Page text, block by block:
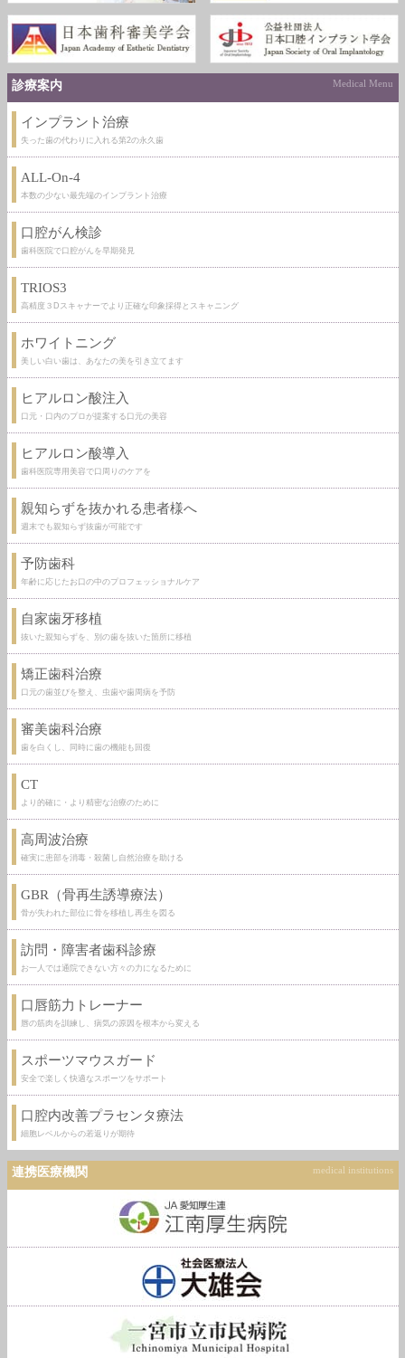
診療案内 Medical Menu
インプラント治療
失った歯の代わりに入れる第2の永久歯
ALL-On-4
本数の少ない最先端のインプラント治療
口腔がん検診
歯科医院で口腔がんを早期発見
TRIOS3
高精度３Dスキャナーでより正確な印象採得とスキャニング
ホワイトニング
美しい白い歯は、あなたの美を引き立てます
ヒアルロン酸注入
口元・口内のプロが提案する口元の美容
ヒアルロン酸導入
歯科医院専用美容で口周りのケアを
親知らずを抜かれる患者様へ
週末でも親知らず抜歯が可能です
予防歯科
年齢に応じたお口の中のプロフェッショナルケア
自家歯牙移植
抜いた親知らずを、別の歯を抜いた箇所に移植
矯正歯科治療
口元の歯並びを整え、虫歯や歯周病を予防
審美歯科治療
歯を白くし、同時に歯の機能も回復
CT
より的確に・より精密な治療のために
高周波治療
確実に患部を消毒・殺菌し自然治療を助ける
GBR（骨再生誘導療法）
骨が失われた部位に骨を移植し再生を図る
訪問・障害者歯科診療
お一人では通院できない方々の力になるために
口唇筋力トレーナー
唇の筋肉を訓練し、病気の原因を根本から変える
スポーツマウスガード
安全で楽しく快適なスポーツをサポート
口腔内改善プラセンタ療法
細胞レベルからの若返りが期待
連携医療機関 medical institutions